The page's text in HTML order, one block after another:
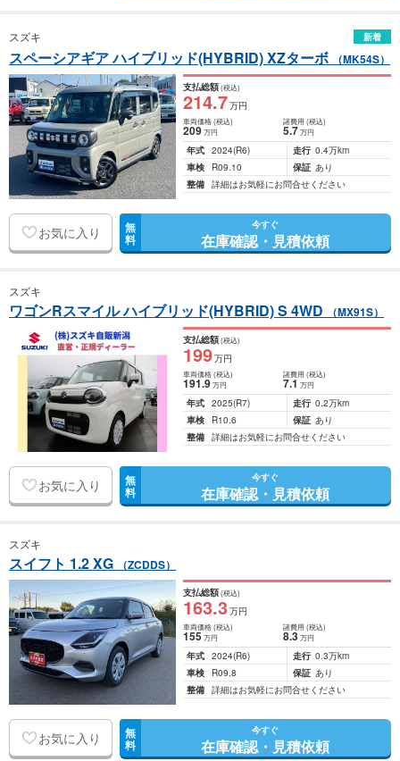
スズキ 新着
スペーシアギア ハイブリッド(HYBRID) XZターボ （MK54S）
支払総額(税込)
214.7万円
車両価格(税込)
209万円
諸費用 (税込)
5.7 万円
年式 2024(R6) 走行 0.4万km
車検
R09.10 保証 あり
整備 詳細はお気軽にお問合せください
お気に入り 無
料
今すぐ
在庫確認・見積依頼
スズキ
ワゴンRスマイル ハイブリッド(HYBRID) S 4WD （MX91S）
支払総額(税込)
199万円
車両価格(税込)
191.9万円
諸費用 (税込)
7.1 万円
年式 2025(R7) 走行 0.2万km
車検
R10.6 保証 あり
整備 詳細はお気軽にお問合せください
お気に入り 無
料
今すぐ
在庫確認・見積依頼
スズキ
スイフト 1.2 XG （ZCDDS）
支払総額(税込)
163.3万円
車両価格(税込)
155万円
諸費用 (税込)
8.3 万円
年式 2024(R6) 走行 0.3万km
車検
R09.8 保証 あり
整備 詳細はお気軽にお問合せください
お気に入り 無
料
今すぐ
在庫確認・見積依頼